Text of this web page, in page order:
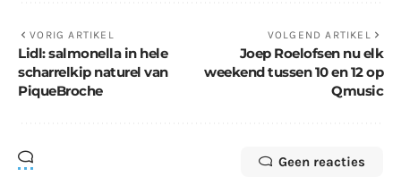
VORIG ARTIKEL
Lidl: salmonella in hele
scharrelkip naturel van
PiqueBroche
VOLGEND ARTIKEL
Joep Roelofsen nu elk
weekend tussen 10 en 12 op
Qmusic
Geen reacties